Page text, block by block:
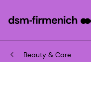
Beauty & Care